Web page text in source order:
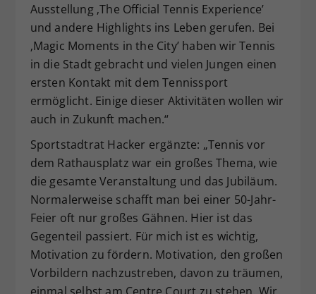
Ausstellung ‚The Official Tennis Experience’
und andere Highlights ins Leben gerufen. Bei
‚Magic Moments in the City’ haben wir Tennis
in die Stadt gebracht und vielen Jungen einen
ersten Kontakt mit dem Tennissport
ermöglicht. Einige dieser Aktivitäten wollen wir
auch in Zukunft machen.“
Sportstadtrat Hacker ergänzte: „Tennis vor
dem Rathausplatz war ein großes Thema, wie
die gesamte Veranstaltung und das Jubiläum.
Normalerweise schafft man bei einer 50-Jahr-
Feier oft nur großes Gähnen. Hier ist das
Gegenteil passiert. Für mich ist es wichtig,
Motivation zu fördern. Motivation, den großen
Vorbildern nachzustreben, davon zu träumen,